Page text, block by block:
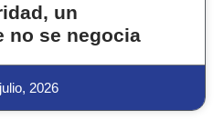
un
no se negocia
2026